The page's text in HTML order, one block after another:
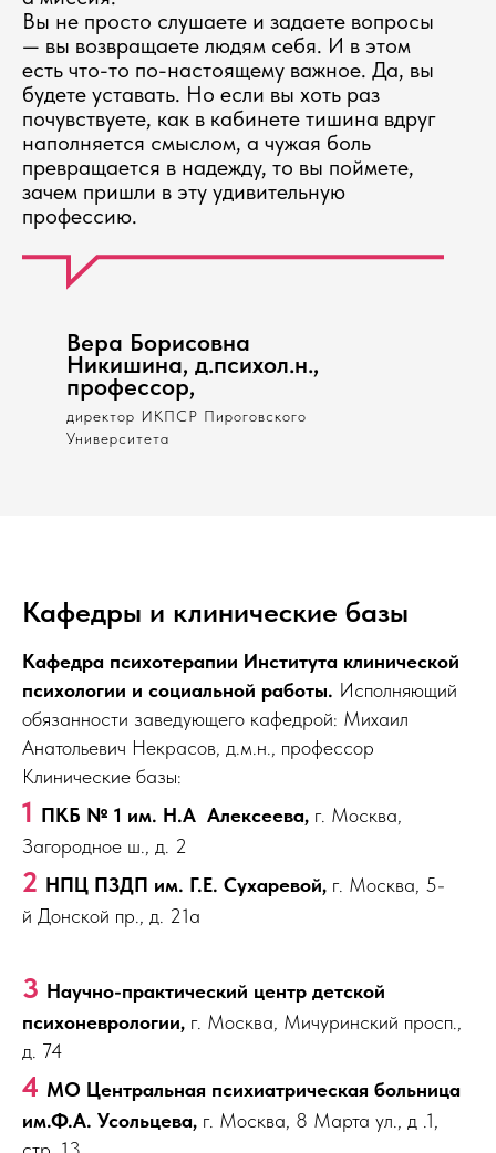
Вы не просто слушаете и задаете вопросы
— вы возвращаете людям себя. И в этом
есть что-то по-настоящему важное. Да, вы
будете уставать. Но если вы хоть раз
почувствуете, как в кабинете тишина вдруг
наполняется смыслом, а чужая боль
превращается в надежду, то вы поймете,
зачем пришли в эту удивительную
профессию.
Вера Борисовна
Никишина, д.психол.н.,
профессор,
директор ИКПСР Пироговского
Университета
Кафедры и клинические базы
Кафедра психотерапии Института клинической
психологии и социальной работы. Исполняющий
обязанности заведующего кафедрой: Михаил
Анатольевич Некрасов, д.м.н., профессор
Клинические базы:
1 ПКБ № 1 им. Н.А Алексеева, г. Москва,
Загородное ш., д. 2
2 НПЦ ПЗДП им. Г.Е. Сухаревой, г. Москва, 5-
й Донской пр., д. 21а
3 Научно-практический центр детской
психоневрологии, г. Москва, Мичуринский просп.,
д. 74
4 МО Центральная психиатрическая больница
им.Ф.А. Усольцева, г. Москва, 8 Марта ул., д .1,